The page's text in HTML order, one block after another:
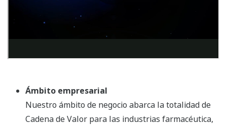
Ámbito empresarial
Nuestro ámbito de negocio abarca la totalidad de
Cadena de Valor para las industrias farmacéutica,